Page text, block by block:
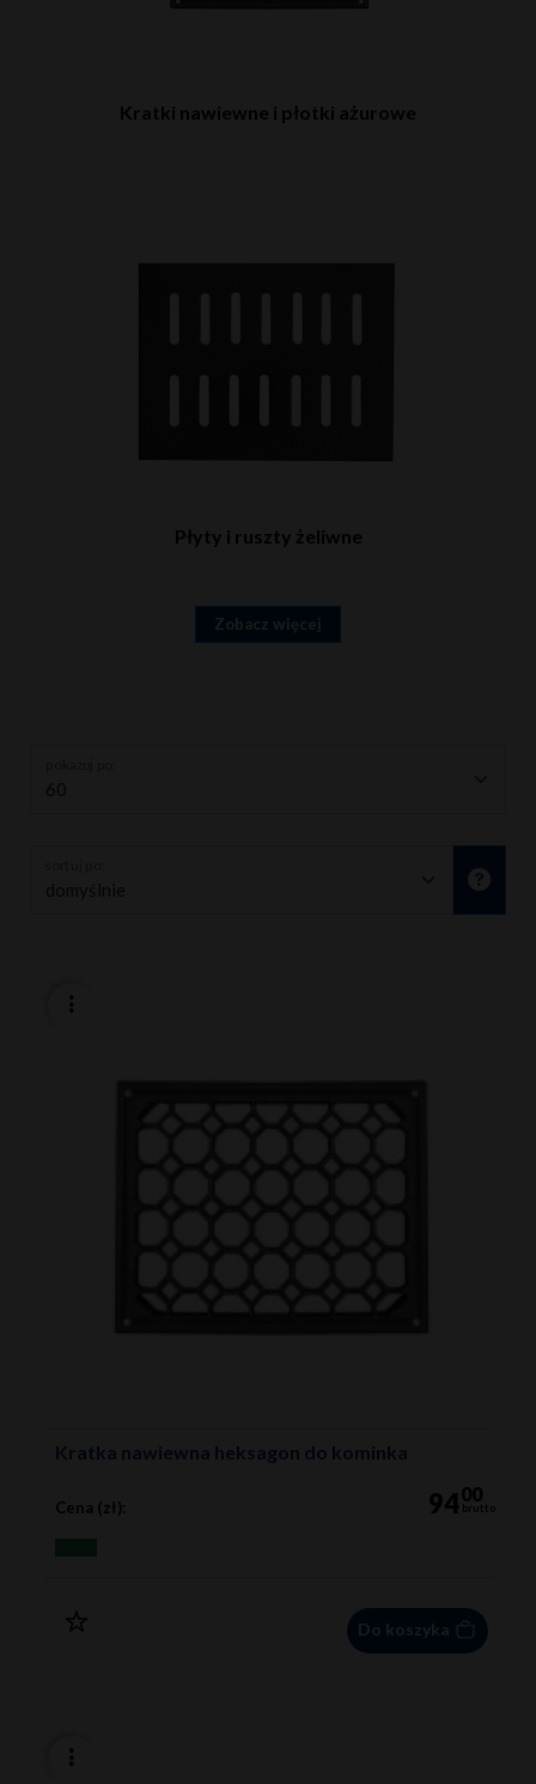
Kratki nawiewne i płotki ażurowe
Płyty i ruszty żeliwne
Zobacz więcej
Kratka nawiewna heksagon do kominka
Cena (zł): 9400
brutto
Do koszyka